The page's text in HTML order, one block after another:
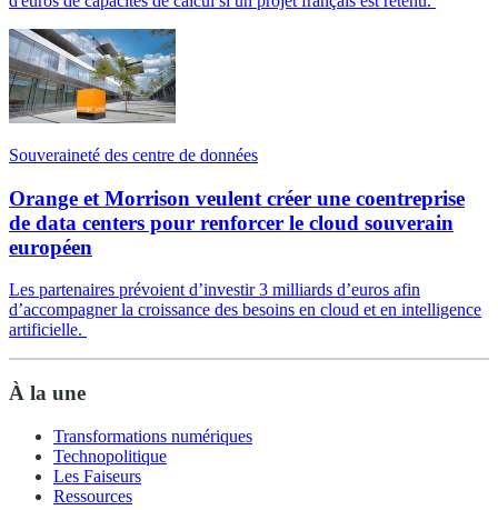
Souveraineté des centre de données
Orange et Morrison veulent créer une coentreprise
de data centers pour renforcer le cloud souverain
européen
Les partenaires prévoient d’investir 3 milliards d’euros afin
d’accompagner la croissance des besoins en cloud et en intelligence
artificielle.
À la une
Transformations numériques
Technopolitique
Les Faiseurs
Ressources